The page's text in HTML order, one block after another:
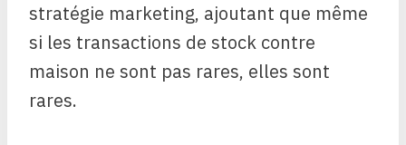
stratégie marketing, ajoutant que même
si les transactions de stock contre
maison ne sont pas rares, elles sont
rares.